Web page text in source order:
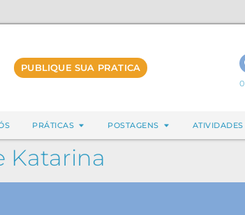
PUBLIQUE SUA PRATICA
PRÁTICAS POSTAGENS ATIVIDADES
Katarina